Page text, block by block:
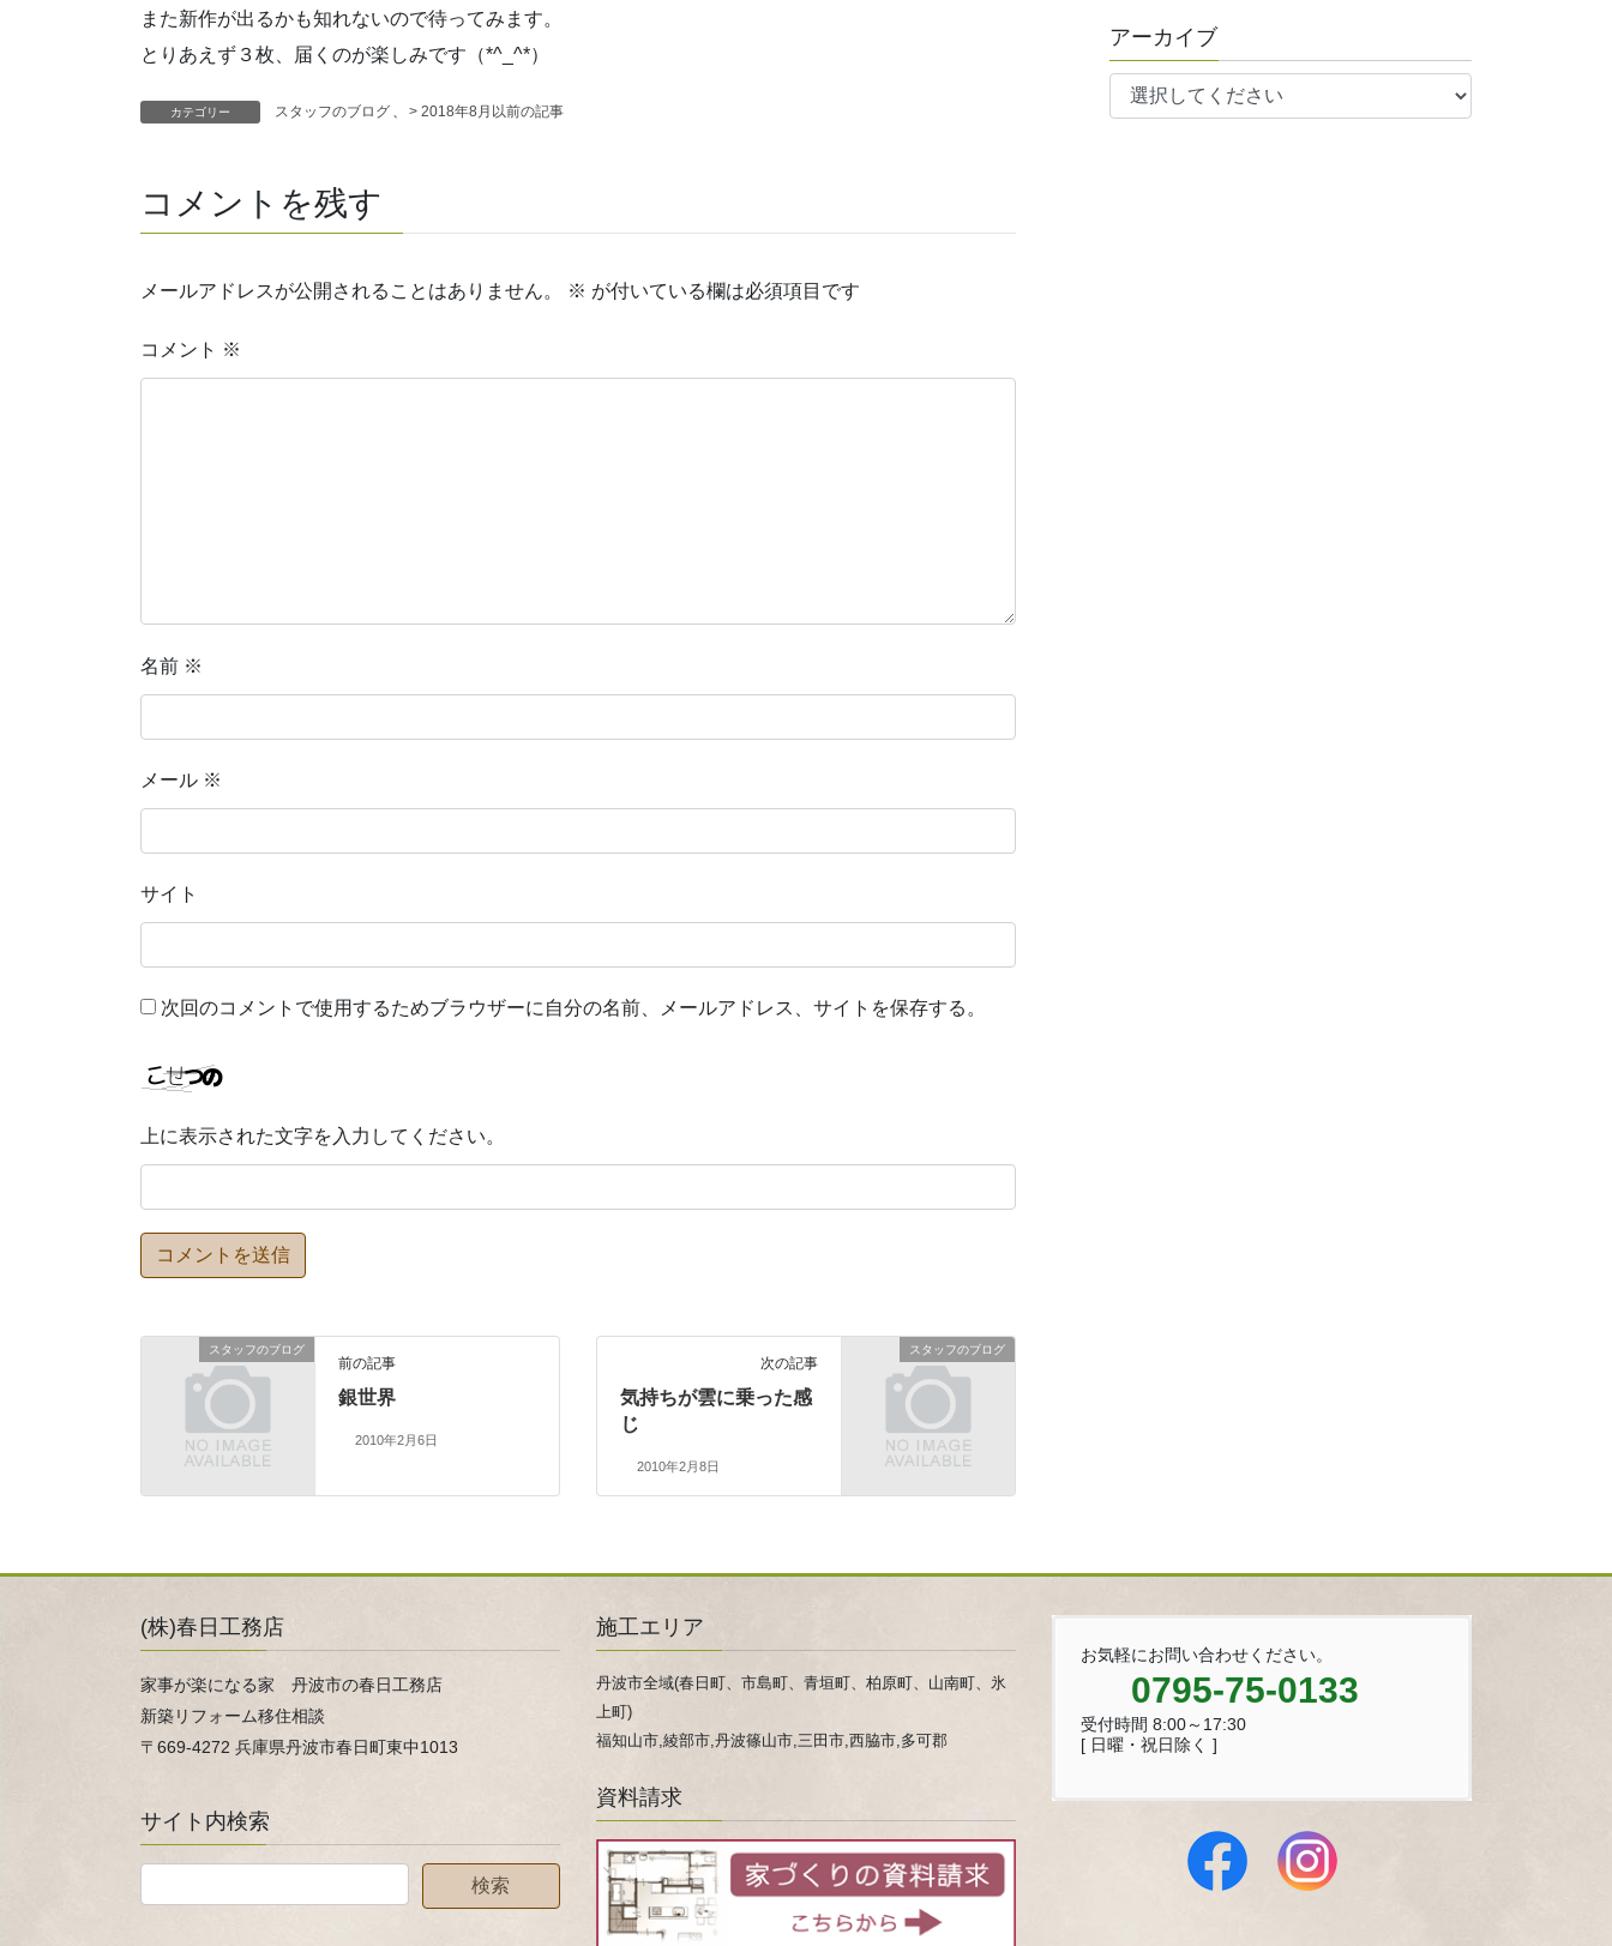
また新作が出るかも知れないので待ってみます。
とりあえず３枚、届くのが楽しみです（*^_^*）
カテゴリー スタッフのブログ > 2018年8月以前の記事
コメントを残す
メールアドレスが公開されることはありません。 ※ が付いている欄は必須項目です
コメント ※
名前 ※
メール ※
サイト
次回のコメントで使用するためブラウザーに自分の名前、メールアドレス、サイトを保存する。
上に表示された文字を入力してください。
スタッフのブログ
前の記事
銀世界
2010年2月6日
スタッフのブログ
次の記事
気持ちが雲に乗った感
じ
2010年2月8日
アーカイブ
(株)春日工務店
家事が楽になる家 丹波市の春日工務店
新築リフォーム移住相談
〒669-4272 兵庫県丹波市春日町東中1013
サイト内検索
施工エリア
丹波市全域(春日町、市島町、青垣町、柏原町、山南町、氷
上町)
福知山市,綾部市,丹波篠山市,三田市,西脇市,多可郡
資料請求
お気軽にお問い合わせください。
0795-75-0133
受付時間 8:00～17:30
[ 日曜・祝日除く ]